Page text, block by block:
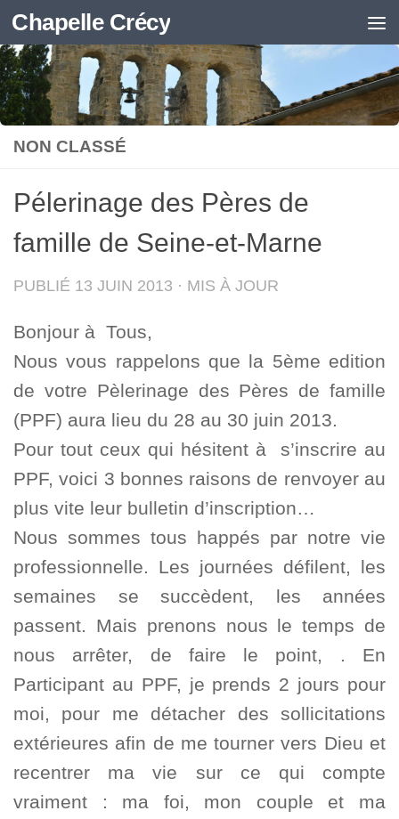
Skip to content
Chapelle Crécy
NON CLASSÉ
Pélerinage des Pères de
famille de Seine-et-Marne
PUBLIÉ 13 JUIN 2013 · MIS À JOUR
Bonjour à Tous,
Nous vous rappelons que la 5ème edition
de votre Pèlerinage des Pères de famille
(PPF) aura lieu du 28 au 30 juin 2013.
Pour tout ceux qui hésitent à s’inscrire au
PPF, voici 3 bonnes raisons de renvoyer au
plus vite leur bulletin d’inscription…
Nous sommes tous happés par notre vie
professionnelle. Les journées défilent, les
semaines se succèdent, les années
passent. Mais prenons nous le temps de
nous arrêter, de faire le point, . En
Participant au PPF, je prends 2 jours pour
moi, pour me détacher des sollicitations
extérieures afin de me tourner vers Dieu et
recentrer ma vie sur ce qui compte
vraiment : ma foi, mon couple et ma